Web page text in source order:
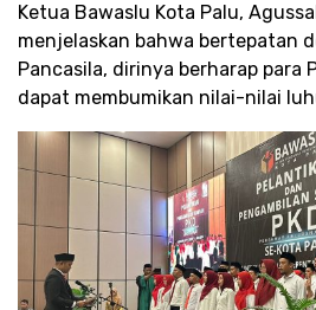
Ketua Bawaslu Kota Palu,
menjelaskan bahwa bertepatan
Pancasila, dirinya berharap para
dapat membumikan nilai-nilai